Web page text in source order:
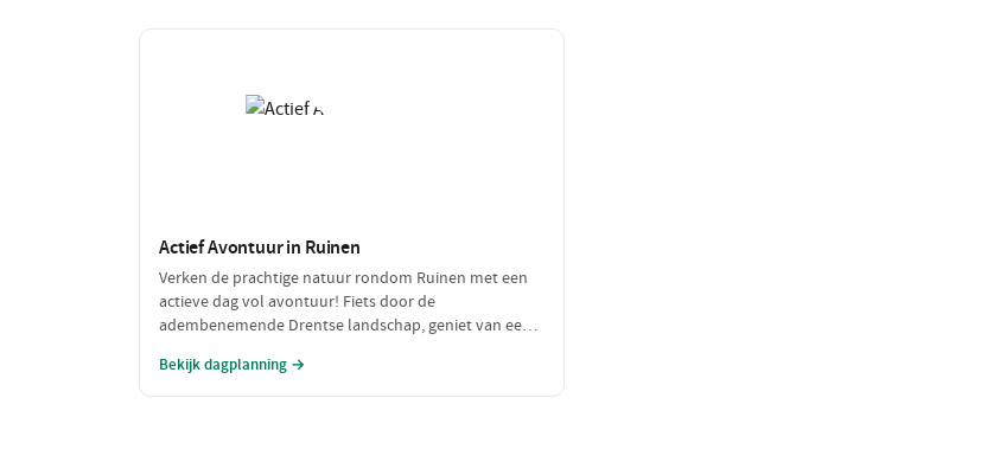
Actief Avontuur in Ruinen
Verken de prachtige natuur rondom Ruinen met een
actieve dag vol avontuur! Fiets door de
adembenemende Drentse landschap, geniet van een
heerlijke maaltijd. Perfect voor avontuurlijke zielen!
Bekijk dagplanning →